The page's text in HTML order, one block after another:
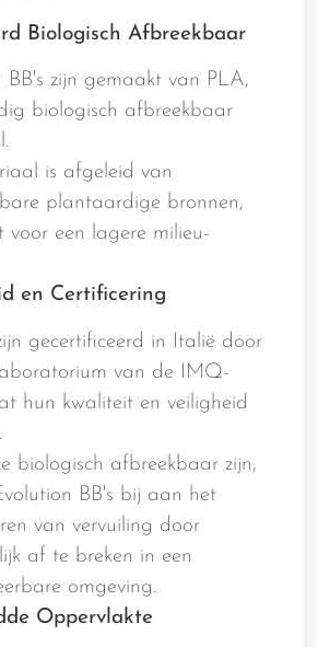
Biologisch Afbreekbaar
BB's zijn gemaakt van PLA,
biologisch afbreekbaar
is afgeleid van
plantaardige bronnen,
voor een lagere milieu-
en Certificering
gecertificeerd in Italië door
van de IMQ-
hun kwaliteit en veiligheid
biologisch afbreekbaar zijn,
BB's bij aan het
van vervuiling door
af te breken in een
omgeving.
Oppervlakte